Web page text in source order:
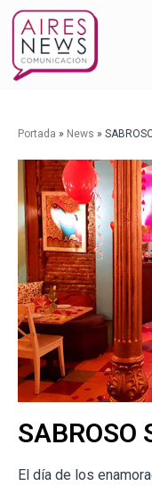
Portada » News »
SABROSO
El día de los